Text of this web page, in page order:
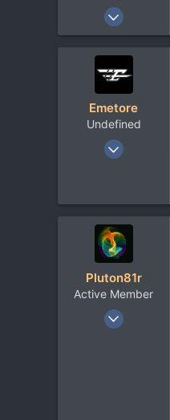
21 Фев 2008
МО Дмитров
Emetore
Undefined
9 Авг 2006
43
Pluton81r
Active Member
7 Апр 2008